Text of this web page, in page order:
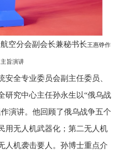
分会副会长兼秘书长王惠铮作
主旨演讲
全专业委员会副主任委员、
研究中心主任孙永生以“俄乌战
演讲。他回顾了俄乌战争五个
用无人机武器化；第二无人机
人机袭击要人。孙博士重点介